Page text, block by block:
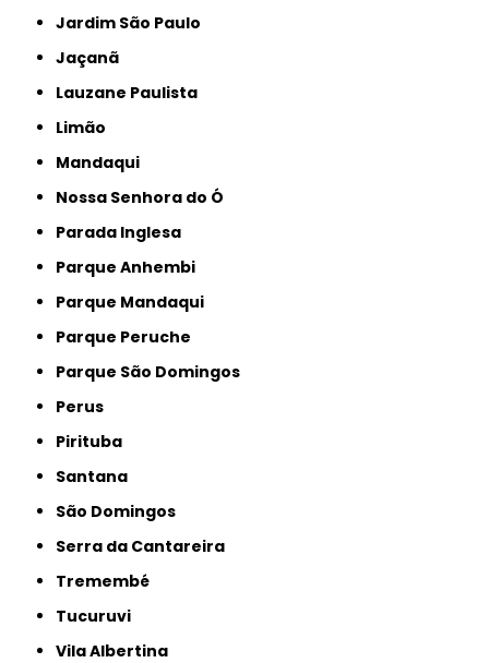
Jardim São Paulo
Jaçanã
Lauzane Paulista
Limão
Mandaqui
Nossa Senhora do Ó
Parada Inglesa
Parque Anhembi
Parque Mandaqui
Parque Peruche
Parque São Domingos
Perus
Pirituba
Santana
São Domingos
Serra da Cantareira
Tremembé
Tucuruvi
Vila Albertina